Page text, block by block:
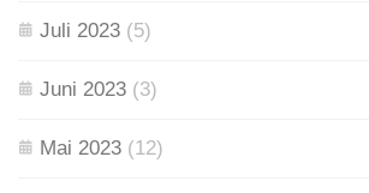
Juli 2023 (5)
Juni 2023 (3)
Mai 2023 (12)